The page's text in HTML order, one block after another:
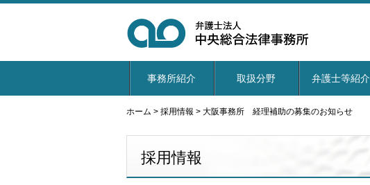
事務所紹介 取扱分野 弁護士等紹介
ホーム > 採用情報 > 大阪事務所 経理補助の募集のお知らせ
採用情報